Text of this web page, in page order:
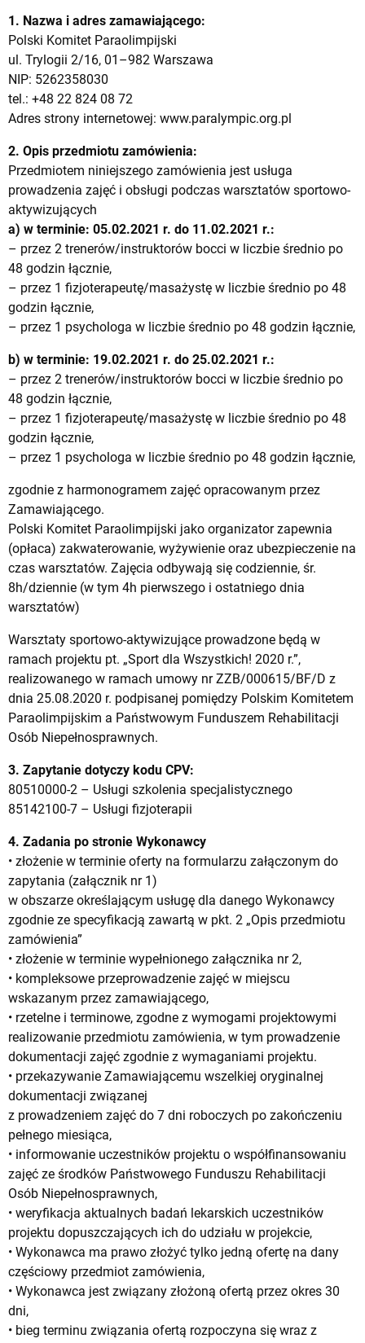
1. Nazwa i adres zamawiającego:
Polski Komitet Paraolimpijski
ul. Trylogii 2/16, 01–982 Warszawa
NIP: 5262358030
tel.: +48 22 824 08 72
Adres strony internetowej: www.paralympic.org.pl
2. Opis przedmiotu zamówienia:
Przedmiotem niniejszego zamówienia jest usługa
prowadzenia zajęć i obsługi podczas warsztatów sportowo-
aktywizujących
a) w terminie: 05.02.2021 r. do 11.02.2021 r.:
– przez 2 trenerów/instruktorów bocci w liczbie średnio po
48 godzin łącznie,
– przez 1 fizjoterapeutę/masażystę w liczbie średnio po 48
godzin łącznie,
– przez 1 psychologa w liczbie średnio po 48 godzin łącznie,
b) w terminie: 19.02.2021 r. do 25.02.2021 r.:
– przez 2 trenerów/instruktorów bocci w liczbie średnio po
48 godzin łącznie,
– przez 1 fizjoterapeutę/masażystę w liczbie średnio po 48
godzin łącznie,
– przez 1 psychologa w liczbie średnio po 48 godzin łącznie,
zgodnie z harmonogramem zajęć opracowanym przez
Zamawiającego.
Polski Komitet Paraolimpijski jako organizator zapewnia
(opłaca) zakwaterowanie, wyżywienie oraz ubezpieczenie na
czas warsztatów. Zajęcia odbywają się codziennie, śr.
8h/dziennie (w tym 4h pierwszego i ostatniego dnia
warsztatów)
Warsztaty sportowo-aktywizujące prowadzone będą w
ramach projektu pt. „Sport dla Wszystkich! 2020 r.”,
realizowanego w ramach umowy nr ZZB/000615/BF/D z
dnia 25.08.2020 r. podpisanej pomiędzy Polskim Komitetem
Paraolimpijskim a Państwowym Funduszem Rehabilitacji
Osób Niepełnosprawnych.
3. Zapytanie dotyczy kodu CPV:
80510000-2 – Usługi szkolenia specjalistycznego
85142100-7 – Usługi fizjoterapii
4. Zadania po stronie Wykonawcy
• złożenie w terminie oferty na formularzu załączonym do
zapytania (załącznik nr 1)
w obszarze określającym usługę dla danego Wykonawcy
zgodnie ze specyfikacją zawartą w pkt. 2 „Opis przedmiotu
zamówienia”
• złożenie w terminie wypełnionego załącznika nr 2,
• kompleksowe przeprowadzenie zajęć w miejscu
wskazanym przez zamawiającego,
• rzetelne i terminowe, zgodne z wymogami projektowymi
realizowanie przedmiotu zamówienia, w tym prowadzenie
dokumentacji zajęć zgodnie z wymaganiami projektu.
• przekazywanie Zamawiającemu wszelkiej oryginalnej
dokumentacji związanej
z prowadzeniem zajęć do 7 dni roboczych po zakończeniu
pełnego miesiąca,
• informowanie uczestników projektu o współfinansowaniu
zajęć ze środków Państwowego Funduszu Rehabilitacji
Osób Niepełnosprawnych,
• weryfikacja aktualnych badań lekarskich uczestników
projektu dopuszczających ich do udziału w projekcie,
• Wykonawca ma prawo złożyć tylko jedną ofertę na dany
częściowy przedmiot zamówienia,
• Wykonawca jest związany złożoną ofertą przez okres 30
dni,
• bieg terminu związania ofertą rozpoczyna się wraz z